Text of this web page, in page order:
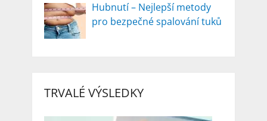
Hubnutí – Nejlepší metody
pro bezpečné spalování tuků
TRVALÉ VÝSLEDKY